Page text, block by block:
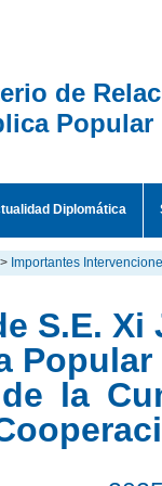
de
Popular
Diplomática
> Importantes
S.E.
la